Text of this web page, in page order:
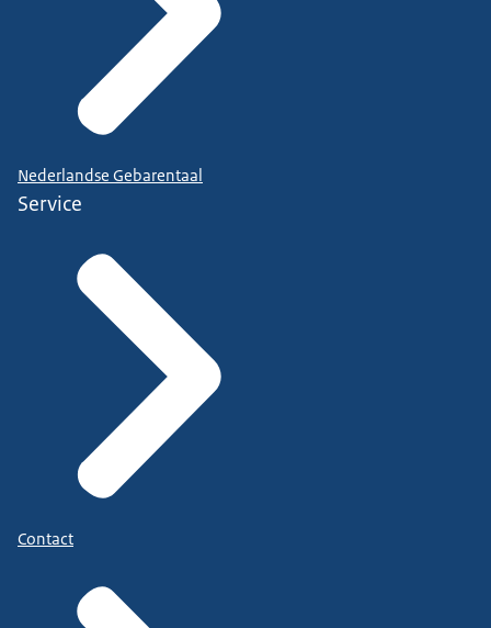
Nederlandse Gebarentaal
Service
Contact